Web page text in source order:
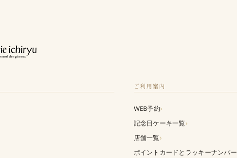
ご利用案内
WEB予約›
記念日ケーキ一覧›
店舗一覧›
ポイントカードとラッキーナンバー